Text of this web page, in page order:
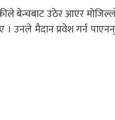
बेन्चबाट उठेर आएर
मैदान प्रवेश गर्न पाएनन्